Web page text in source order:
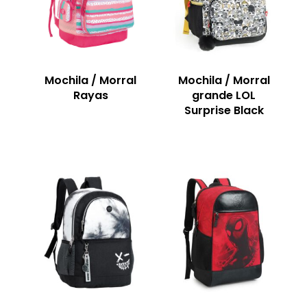
Mochila / Morral
grande LOL
Surprise Black
Mochila / Morral
Rayas